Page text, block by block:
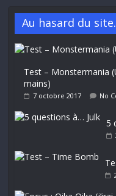
Au hasard du
Test – Monstermania
mains)
7 octobre 2017 No
5